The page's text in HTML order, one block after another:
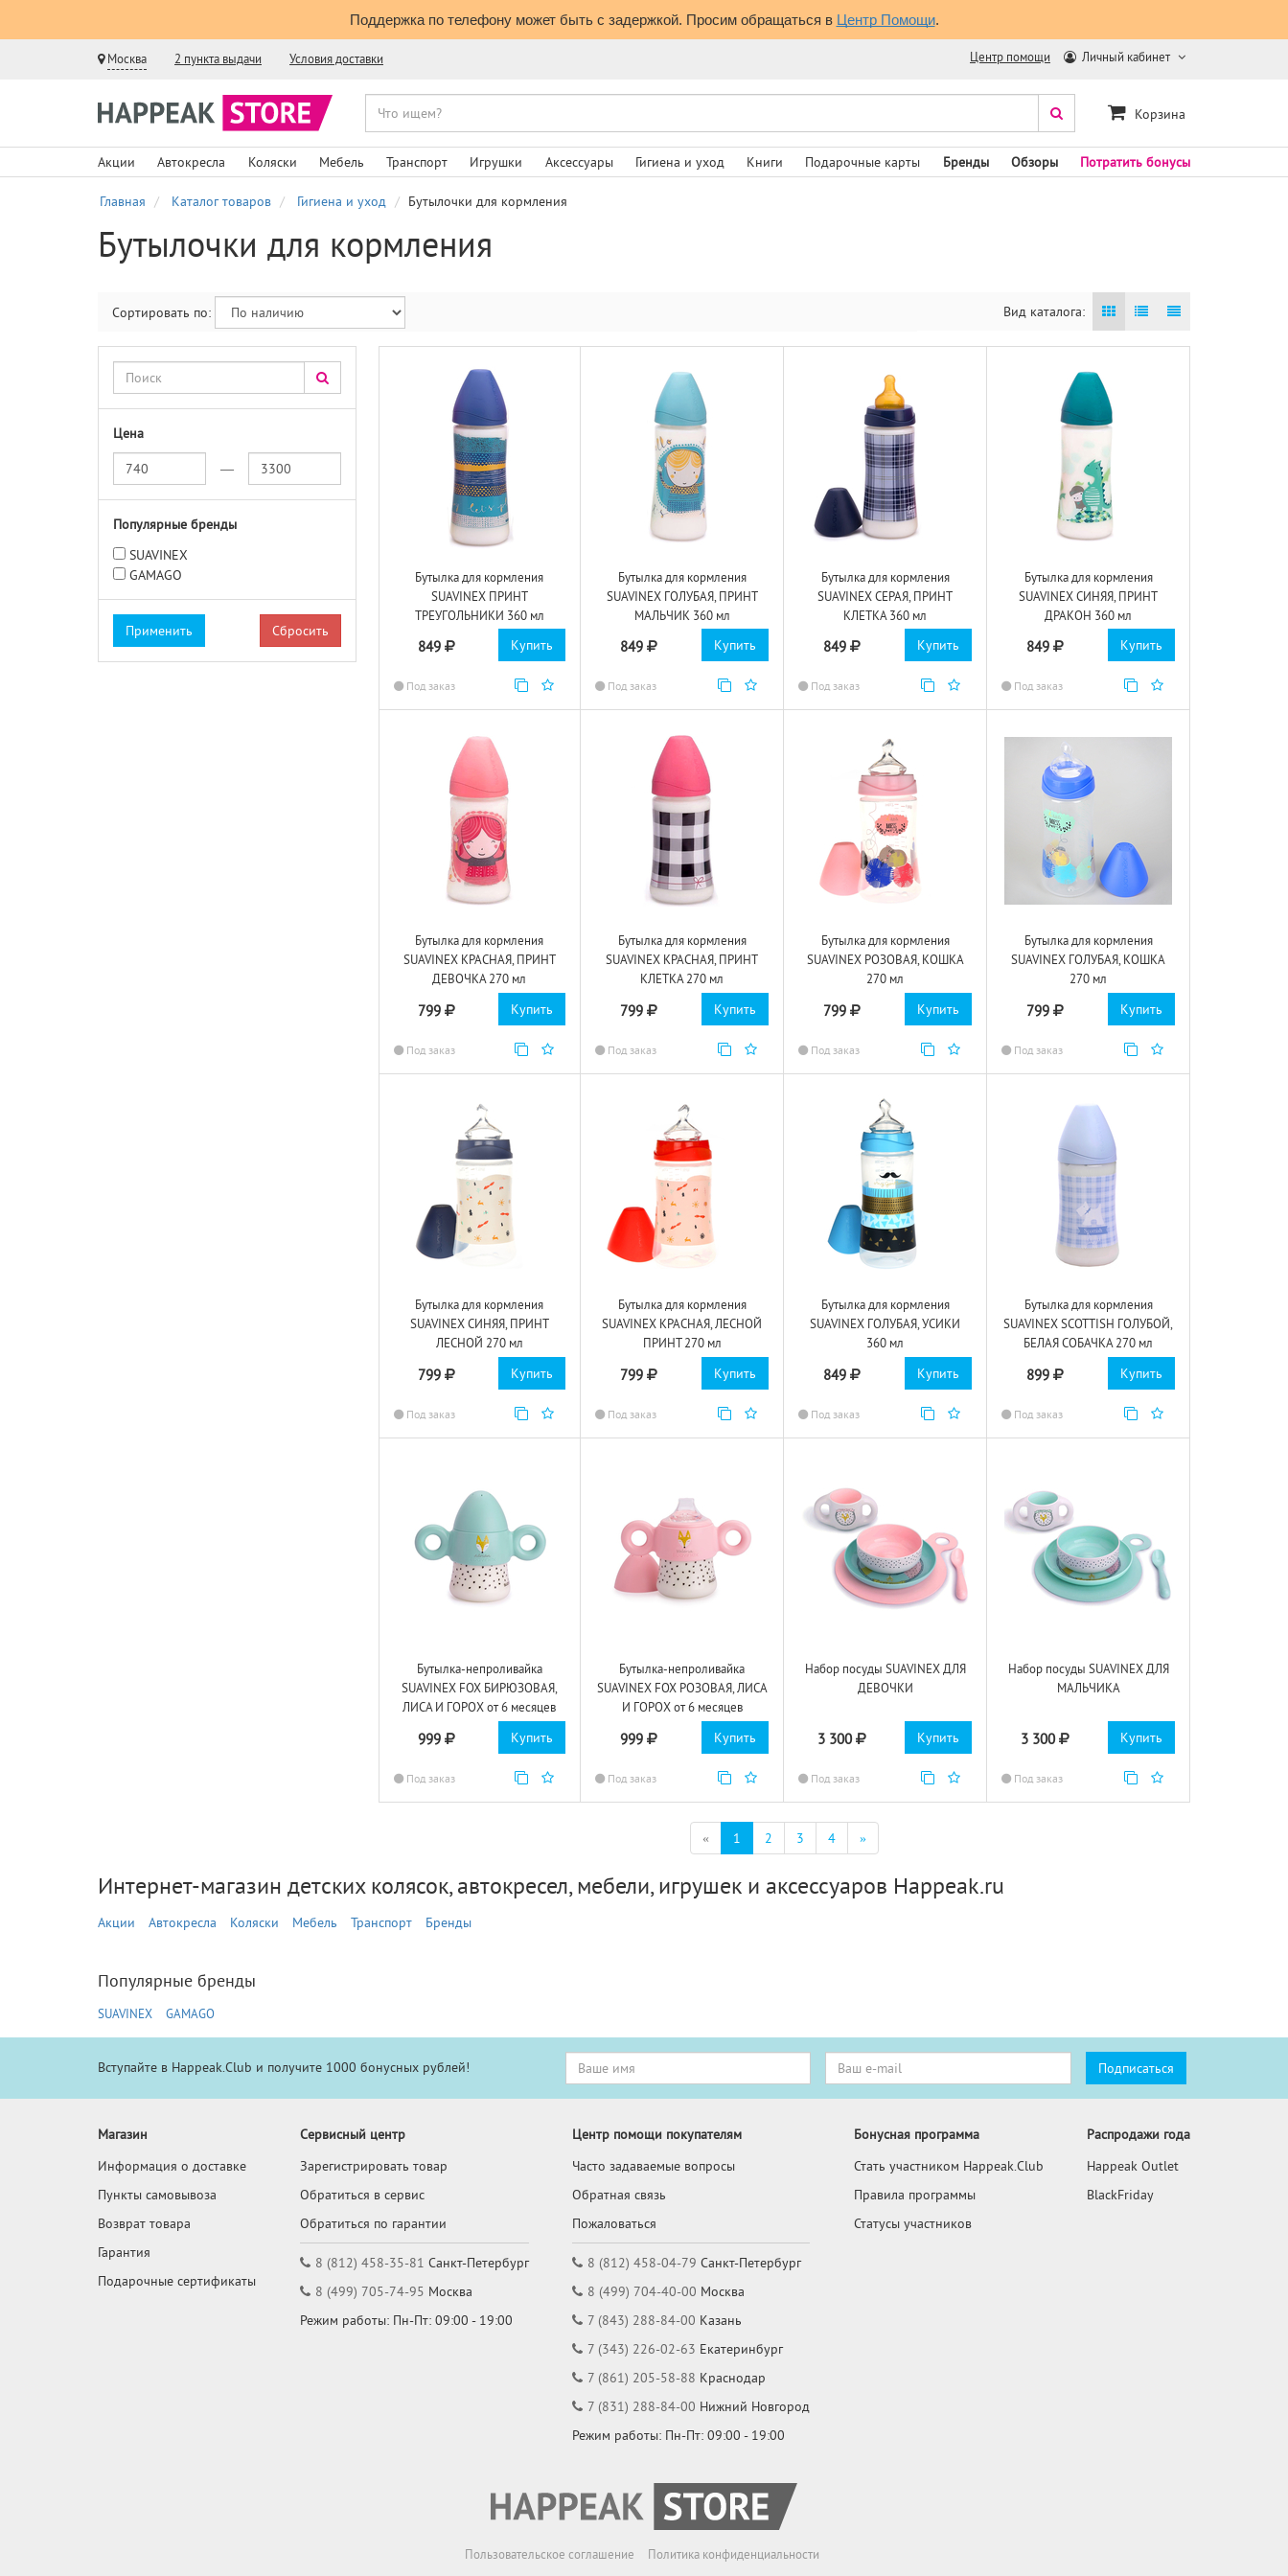
Поддержка по телефону может быть с задержкой. Просим обращаться в Центр Помощи.
Москва 2 пункта выдачи Условия доставки Центр помощи Личный кабинет
Корзина
Акции Автокресла Коляски Мебель Транспорт Игрушки Аксессуары Гигиена и уход Книги Подарочные карты Бренды Обзоры Потратить бонусы
Главная Каталог товаров Гигиена и уход Бутылочки для кормления
Бутылочки для кормления
Сортировать по: Вид каталога:
Цена
—
Популярные бренды
SUAVINEX
GAMAGO
Сбросить
Бутылка для кормления
SUAVINEX ПРИНТ
ТРЕУГОЛЬНИКИ 360 мл
849
Под заказ
Купить
Бутылка для кормления
SUAVINEX ГОЛУБАЯ, ПРИНТ
МАЛЬЧИК 360 мл
849
Под заказ
Купить
Бутылка для кормления
SUAVINEX СЕРАЯ, ПРИНТ
КЛЕТКА 360 мл
849
Под заказ
Купить
Бутылка для кормления
SUAVINEX СИНЯЯ, ПРИНТ
ДРАКОН 360 мл
849
Под заказ
Купить
Бутылка для кормления
SUAVINEX КРАСНАЯ, ПРИНТ
ДЕВОЧКА 270 мл
799
Под заказ
Купить
Бутылка для кормления
SUAVINEX КРАСНАЯ, ПРИНТ
КЛЕТКА 270 мл
799
Под заказ
Купить
Бутылка для кормления
SUAVINEX РОЗОВАЯ, КОШКА
270 мл
799
Под заказ
Купить
Бутылка для кормления
SUAVINEX ГОЛУБАЯ, КОШКА
270 мл
799
Под заказ
Купить
Бутылка для кормления
SUAVINEX СИНЯЯ, ПРИНТ
ЛЕСНОЙ 270 мл
799
Под заказ
Купить
Бутылка для кормления
SUAVINEX КРАСНАЯ, ЛЕСНОЙ
ПРИНТ 270 мл
799
Под заказ
Купить
Бутылка для кормления
SUAVINEX ГОЛУБАЯ, УСИКИ
360 мл
849
Под заказ
Купить
Бутылка для кормления
SUAVINEX SCOTTISH ГОЛУБОЙ,
БЕЛАЯ СОБАЧКА 270 мл
899
Под заказ
Купить
Бутылка-непроливайка
SUAVINEX FOX БИРЮЗОВАЯ,
ЛИСА И ГОРОХ от 6 месяцев
999
Под заказ
Купить
Бутылка-непроливайка
SUAVINEX FOX РОЗОВАЯ, ЛИСА
И ГОРОХ от 6 месяцев
999
Под заказ
Купить
Набор посуды SUAVINEX ДЛЯ
ДЕВОЧКИ
3 300
Под заказ
Купить
Набор посуды SUAVINEX ДЛЯ
МАЛЬЧИКА
3 300
Под заказ
Купить
« 1 (текущая)
2 3 4 »
Интернет-магазин детских колясок, автокресел, мебели, игрушек и аксессуаров Happeak.ru
Акции Автокресла Коляски Мебель Транспорт Бренды
Популярные бренды
SUAVINEX GAMAGO
Вступайте в Happeak.Club и получите 1000 бонусных рублей!
Магазин
Информация о доставке
Пункты самовывоза
Возврат товара
Гарантия
Подарочные сертификаты
Сервисный центр
Зарегистрировать товар
Обратиться в сервис
Обратиться по гарантии
8 (812) 458-35-81 Санкт-Петербург
8 (499) 705-74-95 Москва
Режим работы: Пн-Пт: 09:00 - 19:00
Центр помощи покупателям
Часто задаваемые вопросы
Обратная связь
Пожаловаться
8 (812) 458-04-79 Санкт-Петербург
8 (499) 704-40-00 Москва
7 (843) 288-84-00 Казань
7 (343) 226-02-63 Екатеринбург
7 (861) 205-58-88 Краснодар
7 (831) 288-84-00 Нижний Новгород
Режим работы: Пн-Пт: 09:00 - 19:00
Бонусная программа
Стать участником Happeak.Club
Правила программы
Статусы участников
Распродажи года
Happeak Outlet
BlackFriday
Пользовательское соглашение
Политика конфиденциальности